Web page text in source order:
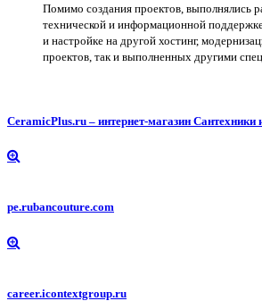
Помимо создания проектов, выполнялись
технической и информационной
и настройке на другой хостинг,
проектов, так и выполненных другими
CeramicPlus.ru – интернет-магазин Сантехники
pe.rubancouture.com
career.icontextgroup.ru